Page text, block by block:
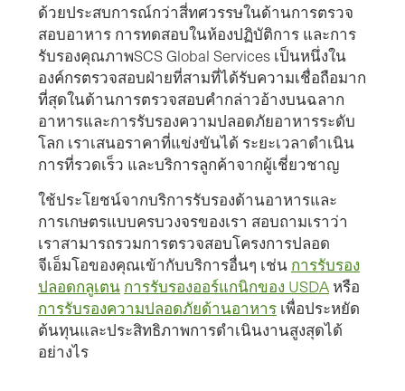
ด้วยประสบการณ์กว่าสี่ทศวรรษในด้านการตรวจ
สอบอาหาร การทดสอบในห้องปฏิบัติการ และการ
รับรองคุณภาพSCS Global Services เป็นหนึ่งใน
องค์กรตรวจสอบฝ่ายที่สามที่ได้รับความเชื่อถือมาก
ที่สุดในด้านการตรวจสอบคำกล่าวอ้างบนฉลาก
อาหารและการรับรองความปลอดภัยอาหารระดับ
โลก เราเสนอราคาที่แข่งขันได้ ระยะเวลาดำเนิน
การที่รวดเร็ว และบริการลูกค้าจากผู้เชี่ยวชาญ
ใช้ประโยชน์จากบริการรับรองด้านอาหารและ
การเกษตรแบบครบวงจรของเรา สอบถามเราว่า
เราสามารถรวมการตรวจสอบโครงการปลอด
จีเอ็มโอของคุณเข้ากับบริการอื่นๆ เช่น การรับรอง
ปลอดกลูเตน การรับรองออร์แกนิกของ USDA หรือ
การรับรองความปลอดภัยด้านอาหาร เพื่อประหยัด
ต้นทุนและประสิทธิภาพการดำเนินงานสูงสุดได้
อย่างไร